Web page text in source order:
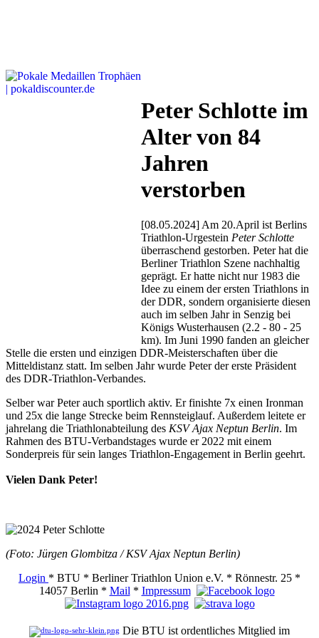
Peter Schlotte im
Alter von 84
Jahren
verstorben
[08.05.2024] Am 20.April ist Berlins
Triathlon-Urgestein Peter Schlotte
überraschend gestorben. Peter hat die
Berliner Triathlon Szene nachhaltig
geprägt. Er hatte nicht nur 1983 die
Idee zu einem der ersten Triathlons in
der DDR, sondern organisierte diesen
auch im selben Jahr in Senzig bei
Königs Wusterhausen (2.2 - 80 - 25
km). Im Juni 1990 fanden an gleicher
Stelle die ersten und einzigen DDR-Meisterschaften über die
Mitteldistanz statt. Im selben Jahr wurde Peter der erste Präsident
des DDR-Triathlon-Verbandes.
Selber war Peter auch sportlich aktiv. Er finishte 7x einen Ironman
und 25x die lange Strecke beim Rennsteiglauf. Außerdem leitete er
jahrelang die Triathlonabteilung des KSV Ajax Neptun Berlin. Im
Rahmen des BTU-Verbandstages wurde er 2022 mit einem
Sonderpreis für sein langes Triathlon-Engagement in Berlin geehrt.
Vielen Dank Peter!
(Foto: Jürgen Glombitza / KSV Ajax Neptun Berlin)
Login * BTU * Berliner Triathlon Union e.V. * Rönnestr. 25 *
14057 Berlin * Mail * Impressum
Die BTU ist ordentliches Mitglied im